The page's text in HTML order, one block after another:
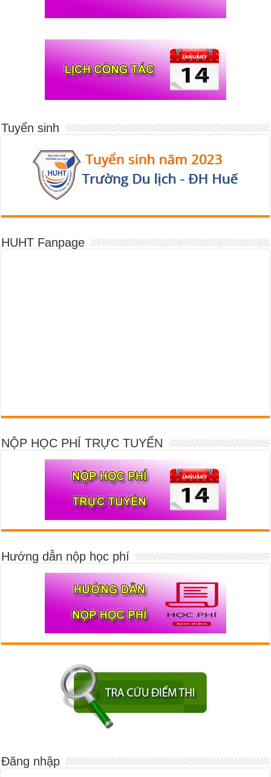
Tuyển sinh
HUHT Fanpage
NỘP HỌC PHÍ TRỰC TUYẾN
Hướng dẫn nộp học phí
Đăng nhập